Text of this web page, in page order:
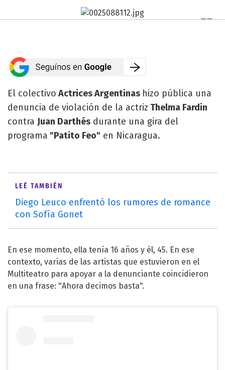
El colectivo Actrices Argentinas hizo pública una
denuncia de violación de la actriz Thelma Fardin
contra Juan Darthés durante una gira del
programa "Patito Feo" en Nicaragua.
LEÉ TAMBIÉN
Diego Leuco enfrentó los rumores de romance
con Sofía Gonet
En ese momento, ella tenía 16 años y él, 45. En ese
contexto, varias de las artistas que estuvieron en el
Multiteatro para apoyar a la denunciante coincidieron
en una frase: "Ahora decimos basta".